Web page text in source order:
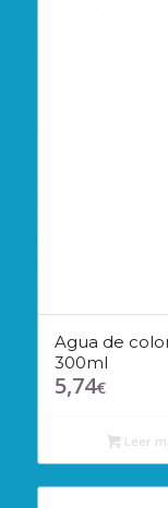
Agua de
300ml
5,74€
Leer